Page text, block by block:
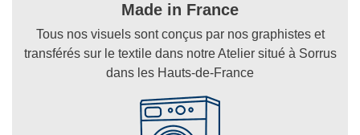
Made in France
Tous nos visuels sont conçus par nos graphistes et
transférés sur le textile dans notre Atelier situé à Sorrus
dans les Hauts-de-France